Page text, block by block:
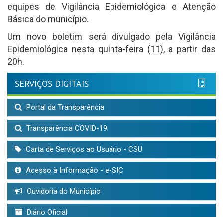
equipes de Vigilância Epidemiológica e Atenção
Básica do município.
Um novo boletim será divulgado pela Vigilância
Epidemiológica nesta quinta-feira (11), a partir das
20h.
SERVIÇOS DIGITAIS
Portal da Transparência
Transparência COVID-19
Carta de Serviços ao Usuário - CSU
Acesso à Informação - e-SIC
Ouvidoria do Município
Diário Oficial